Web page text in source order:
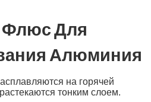
Флюс Для
Алюминия
на горячей
тонким слоем.